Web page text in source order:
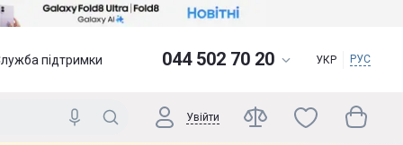
підтримки 044 502 70 20 УКР РУС
Увійти